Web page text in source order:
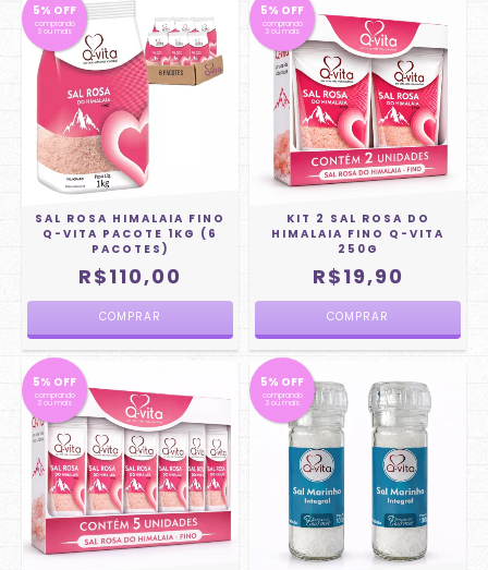
5% OFF
comprando
3 ou mais
SAL ROSA HIMALAIA FINO
Q-VITA PACOTE 1KG (6
PACOTES)
R$110,00
5% OFF
comprando
3 ou mais
KIT 2 SAL ROSA DO
HIMALAIA FINO Q-VITA
250G
R$19,90
5% OFF
comprando
3 ou mais
5% OFF
comprando
3 ou mais